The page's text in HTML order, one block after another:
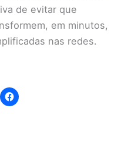
de evitar que
em minutos,
nas redes.